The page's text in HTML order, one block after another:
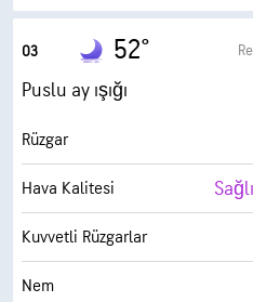
Çiy Noktası
AccuLumen Brightness Index™
Bulutlarla Kaplı
Görüş Alanı
Bulut Tavanı
03 52°
Puslu ay ışığı
Rüzgar
Hava Kalitesi
Kuvvetli Rüzgarlar
Nem